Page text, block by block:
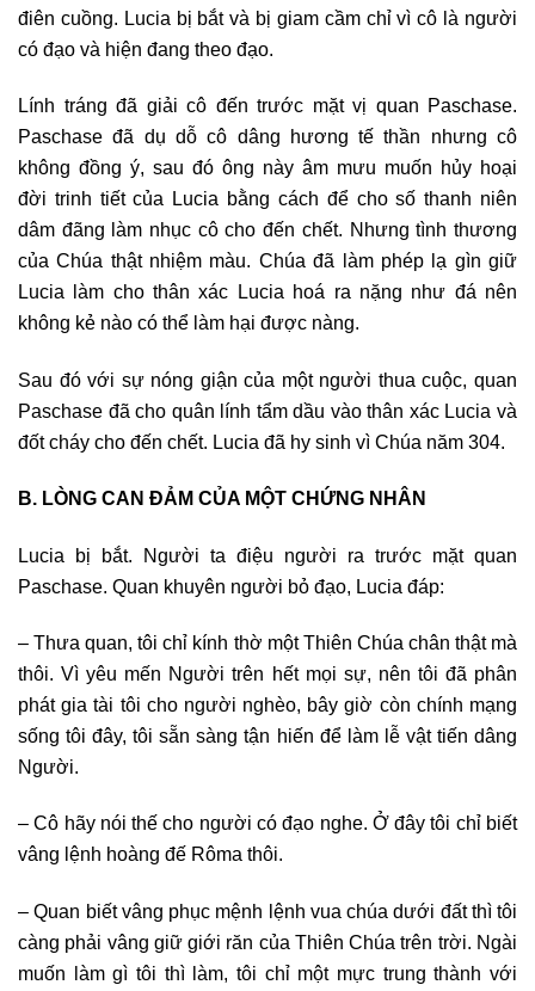
điên cuồng. Lucia bị bắt và bị giam cầm chỉ vì cô là người
có đạo và hiện đang theo đạo.
Lính tráng đã giải cô đến trước mặt vị quan Paschase.
Paschase đã dụ dỗ cô dâng hương tế thần nhưng cô
không đồng ý, sau đó ông này âm mưu muốn hủy hoại
đời trinh tiết của Lucia bằng cách để cho số thanh niên
dâm đãng làm nhục cô cho đến chết. Nhưng tình thương
của Chúa thật nhiệm màu. Chúa đã làm phép lạ gìn giữ
Lucia làm cho thân xác Lucia hoá ra nặng như đá nên
không kẻ nào có thể làm hại được nàng.
Sau đó với sự nóng giận của một người thua cuộc, quan
Paschase đã cho quân lính tẩm dầu vào thân xác Lucia và
đốt cháy cho đến chết. Lucia đã hy sinh vì Chúa năm 304.
B. LÒNG CAN ĐẢM CỦA MỘT CHỨNG NHÂN
Lucia bị bắt. Người ta điệu người ra trước mặt quan
Paschase. Quan khuyên người bỏ đạo, Lucia đáp:
– Thưa quan, tôi chỉ kính thờ một Thiên Chúa chân thật mà
thôi. Vì yêu mến Người trên hết mọi sự, nên tôi đã phân
phát gia tài tôi cho người nghèo, bây giờ còn chính mạng
sống tôi đây, tôi sẵn sàng tận hiến để làm lễ vật tiến dâng
Người.
– Cô hãy nói thế cho người có đạo nghe. Ở đây tôi chỉ biết
vâng lệnh hoàng đế Rôma thôi.
– Quan biết vâng phục mệnh lệnh vua chúa dưới đất thì tôi
càng phải vâng giữ giới răn của Thiên Chúa trên trời. Ngài
muốn làm gì tôi thì làm, tôi chỉ một mực trung thành với